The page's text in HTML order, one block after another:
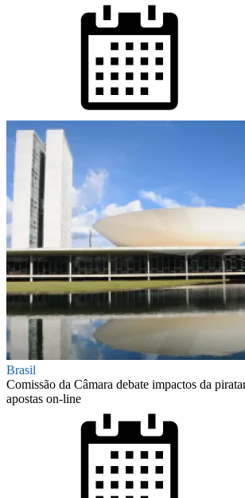
Brasil
Comissão da Câmara debate impactos da
apostas on-line